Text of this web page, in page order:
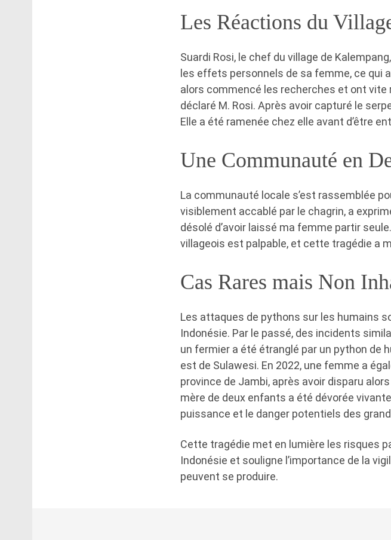
Les Réactions du
Suardi Rosi, le chef du village de
les effets personnels de sa femme, ce qui
alors commencé les recherches et ont vite
déclaré M. Rosi. Après avoir capturé le
Elle a été ramenée chez elle avant d’être
Une Communauté en
La communauté locale s’est rassemblée
visiblement accablé par le chagrin, a
désolé d’avoir laissé ma femme partir
villageois est palpable, et cette tragédie a
Cas Rares mais Non
Les attaques de pythons sur les humains
Indonésie. Par le passé, des incidents
un fermier a été étranglé par un python de
est de Sulawesi. En 2022, une femme a
province de Jambi, après avoir disparu
mère de deux enfants a été dévorée
puissance et le danger potentiels des
Cette tragédie met en lumière les risques
Indonésie et souligne l’importance de la
peuvent se produire.